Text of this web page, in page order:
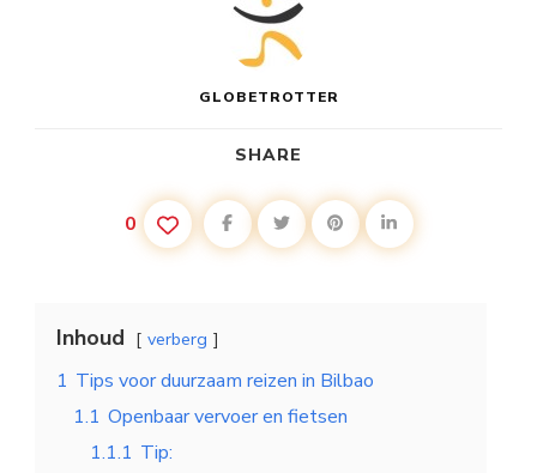
GLOBETROTTER
SHARE
0
Inhoud verberg
1 Tips voor duurzaam reizen in Bilbao
1.1 Openbaar vervoer en fietsen
1.1.1 Tip: